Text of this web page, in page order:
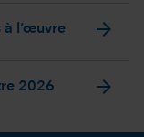
à l’œuvre arrow_forward
2026 arrow_forward